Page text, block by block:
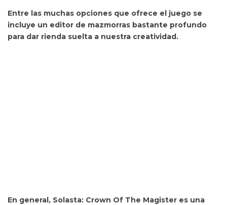
Entre las muchas opciones que ofrece el juego se
incluye un editor de mazmorras bastante profundo
para dar rienda suelta a nuestra creatividad.
En general, Solasta: Crown Of The Magister es una